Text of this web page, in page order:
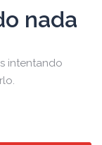
nada
intentando